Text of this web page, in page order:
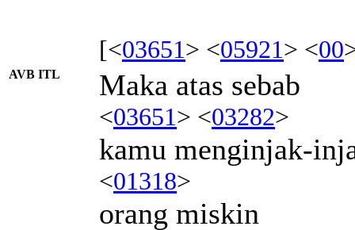
[<03651> <05921> <00
AVB ITL Maka atas sebab
<03651> <03282>
kamu menginjak-
<01318>
orang miskin